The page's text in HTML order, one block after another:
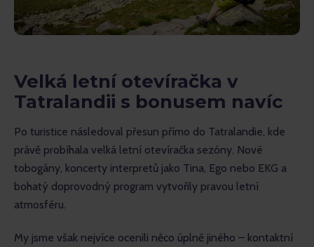
Velká letní otevíračka v
Tatralandii s bonusem navíc
Po turistice následoval přesun přímo do Tatralandie, kde
právě probíhala velká letní otevíračka sezóny. Nové
tobogány, koncerty interpretů jako Tina, Ego nebo EKG a
bohatý doprovodný program vytvořily pravou letní
atmosféru.
My jsme však nejvíce ocenili něco úplně jiného – kontaktní